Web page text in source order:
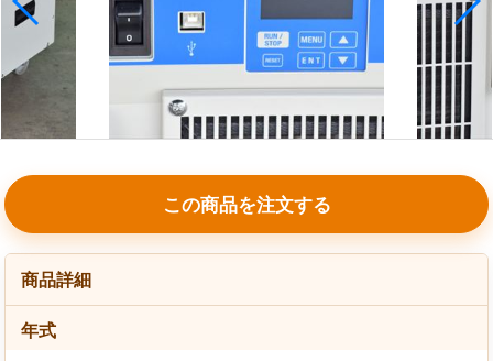
この商品を注文する
商品詳細
年式